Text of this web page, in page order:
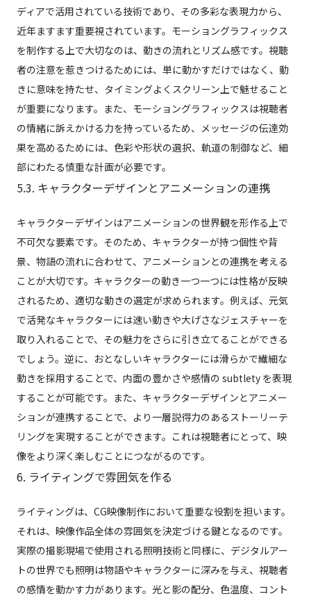
ディアで活用されている技術であり、その多彩な表現力から、
近年ますます重要視されています。モーショングラフィックス
を制作する上で大切なのは、動きの流れとリズム感です。視聴
者の注意を惹きつけるためには、単に動かすだけではなく、動
きに意味を持たせ、タイミングよくスクリーン上で魅せること
が重要になります。また、モーショングラフィックスは視聴者
の情緒に訴えかける力を持っているため、メッセージの伝達効
果を高めるためには、色彩や形状の選択、軌道の制御など、細
部にわたる慎重な計画が必要です。
5.3. キャラクターデザインとアニメーションの連携
キャラクターデザインはアニメーションの世界観を形作る上で
不可欠な要素です。そのため、キャラクターが持つ個性や背
景、物語の流れに合わせて、アニメーションとの連携を考える
ことが大切です。キャラクターの動き一つ一つには性格が反映
されるため、適切な動きの選定が求められます。例えば、元気
で活発なキャラクターには速い動きや大げさなジェスチャーを
取り入れることで、その魅力をさらに引き立てることができる
でしょう。逆に、おとなしいキャラクターには滑らかで繊細な
動きを採用することで、内面の豊かさや感情の subtlety を表現
することが可能です。また、キャラクターデザインとアニメー
ションが連携することで、より一層説得力のあるストーリーテ
リングを実現することができます。これは視聴者にとって、映
像をより深く楽しむことにつながるのです。
6. ライティングで雰囲気を作る
ライティングは、CG映像制作において重要な役割を担います。
それは、映像作品全体の雰囲気を決定づける鍵となるのです。
実際の撮影現場で使用される照明技術と同様に、デジタルアー
トの世界でも照明は物語やキャラクターに深みを与え、視聴者
の感情を動かす力があります。光と影の配分、色温度、コント